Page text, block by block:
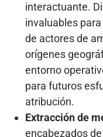
interactuante.
invaluables
de actores de
orígenes
entorno
para futuros
atribución.
Extracción de
encabezados